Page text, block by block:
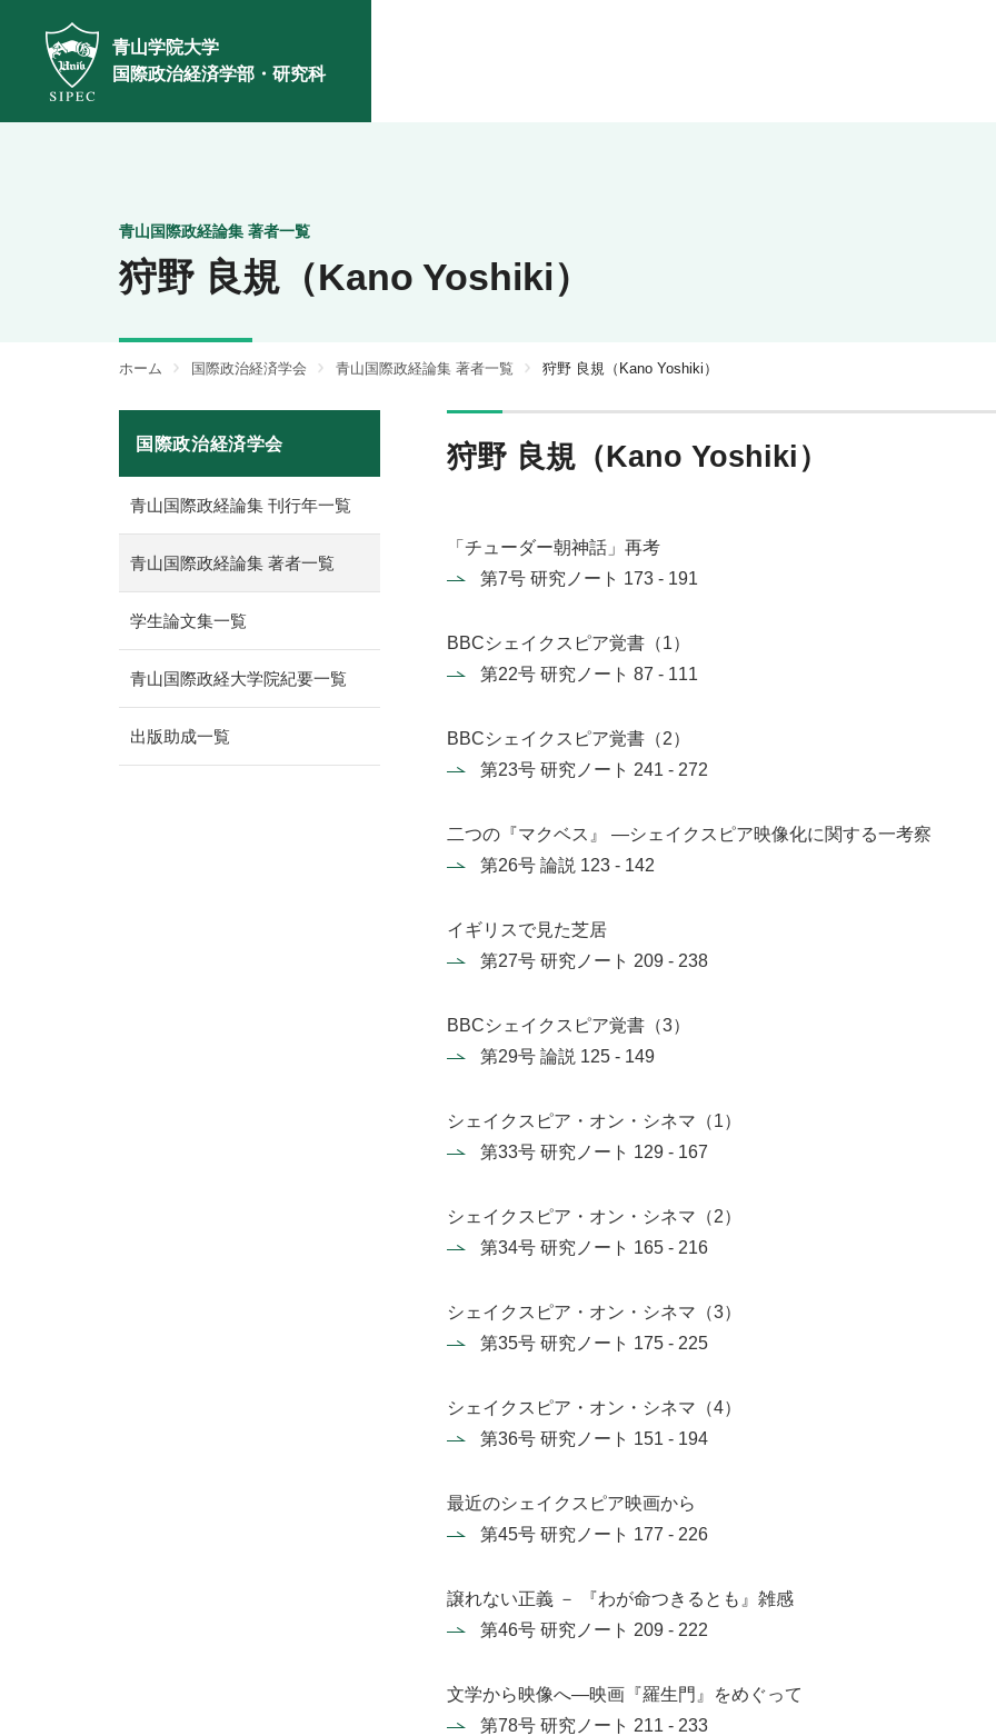
青山学院大学
国際政治経済学部・研究科
青山国際政経論集 著者一覧
狩野 良規（Kano Yoshiki）
ホーム 国際政治経済学会 青山国際政経論集 著者一覧 狩野 良規（Kano Yoshiki）
狩野 良規（Kano Yoshiki）
「チューダー朝神話」再考
第7号 研究ノート 173 - 191
BBCシェイクスピア覚書（1）
第22号 研究ノート 87 - 111
BBCシェイクスピア覚書（2）
第23号 研究ノート 241 - 272
二つの『マクベス』 ―シェイクスピア映像化に関する一考察
第26号 論説 123 - 142
イギリスで見た芝居
第27号 研究ノート 209 - 238
BBCシェイクスピア覚書（3）
第29号 論説 125 - 149
シェイクスピア・オン・シネマ（1）
第33号 研究ノート 129 - 167
シェイクスピア・オン・シネマ（2）
第34号 研究ノート 165 - 216
シェイクスピア・オン・シネマ（3）
第35号 研究ノート 175 - 225
シェイクスピア・オン・シネマ（4）
第36号 研究ノート 151 - 194
最近のシェイクスピア映画から
第45号 研究ノート 177 - 226
譲れない正義 － 『わが命つきるとも』雑感
第46号 研究ノート 209 - 222
文学から映像へ―映画『羅生門』をめぐって
第78号 研究ノート 211 - 233
国際政治経済学会
青山国際政経論集 刊行年一覧
青山国際政経論集 著者一覧
学生論文集一覧
青山国際政経大学院紀要一覧
出版助成一覧